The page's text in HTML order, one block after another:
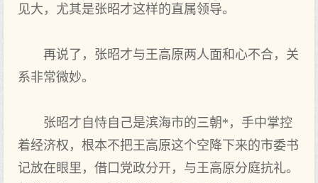
见大，尤其是张昭才这样的直属领导。
再说了，张昭才与王高原两人面和心不合，关
系非常微妙。
张昭才自恃自己是滨海市的三朝*，手中掌控
着经济权，根本不把王高原这个空降下来的市委书
记放在眼里，借口党政分开，与王高原分庭抗礼。